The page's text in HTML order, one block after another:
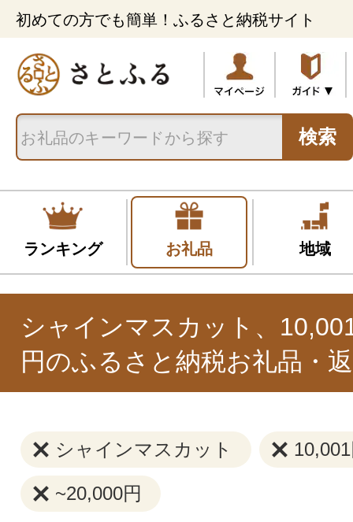
初めての方でも簡単！ふるさと納税サイト
検索
ランキング お礼品 地域
シャインマスカット、
円のふるさと納税お礼品・
シャインマスカット
~20,000円